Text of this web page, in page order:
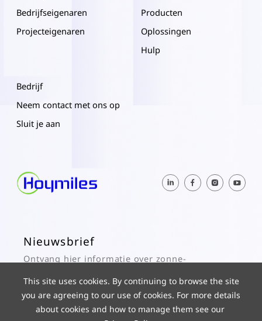
Bedrijfseigenaren
Projecteigenaren
Producten
Oplossingen
Hulp
Bedrijf
Neem contact met ons op
Sluit je aan
Nieuwsbrief
Ontvang hier informatie over zonne-
Subscribe
This site uses cookies. By continuing to browse the site
you are agreeing to our use of cookies. For more details
about cookies and how to manage them see our